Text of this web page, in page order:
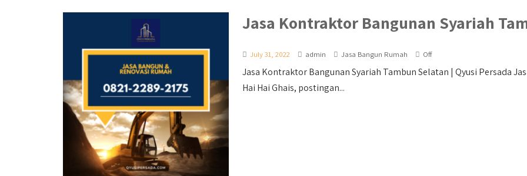
Jasa Kontraktor Bangunan Syariah
July 31, 2022 admin Jasa Bangun Rumah Off
Jasa Kontraktor Bangunan Syariah Tambun Selatan | Qyusi Persada
Hai Hai Ghais, postingan...